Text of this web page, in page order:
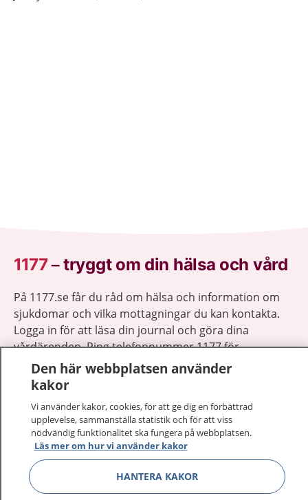
1177–tryggt om din hälsa och vård
På 1177.se får du råd om hälsa och information om
sjukdomar och vilka mottagningar du kan kontakta.
Logga in för att läsa din journal och göra dina
vårdärenden. Ring telefonnummer 1177 för
sjukvårdsrådgivning dygnet runt.
1177 ger dig råd när du vill må bättre.
1177 på flera språk Visa
Den här webbplatsen använder
kakor
Vi använder kakor, cookies, för att ge dig en förbättrad
upplevelse, sammanställa statistik och för att viss
nödvändig funktionalitet ska fungera på webbplatsen.
Läs mer om hur vi använder kakor
HANTERA KAKOR